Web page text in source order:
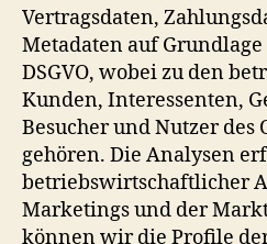
Vertragsdaten,
Metadaten auf Grundlage
DSGVO, wobei zu den
Kunden, Interessenten,
Besucher und Nutzer des
gehören. Die Analysen
betriebswirtschaftlicher
Marketings und der
können wir die Profile